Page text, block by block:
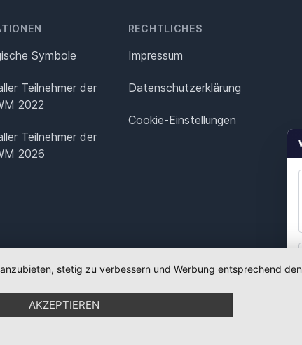
Symbole
Teilnehmer der
2022
Teilnehmer der
2026
RECHTLICHES
Impressum
Datenschutz­erklärung
Cookie-Einstellungen
stetig zu verbessern und Werbung entsprechend
AKZEPTIEREN